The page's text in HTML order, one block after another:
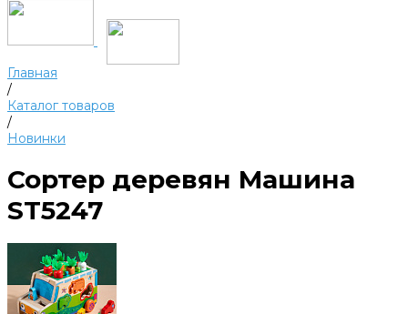
Главная
/
Каталог товаров
/
Новинки
Сортер деревян Машина
ST5247